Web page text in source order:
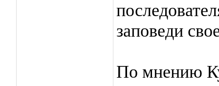
заповеди
По мнению